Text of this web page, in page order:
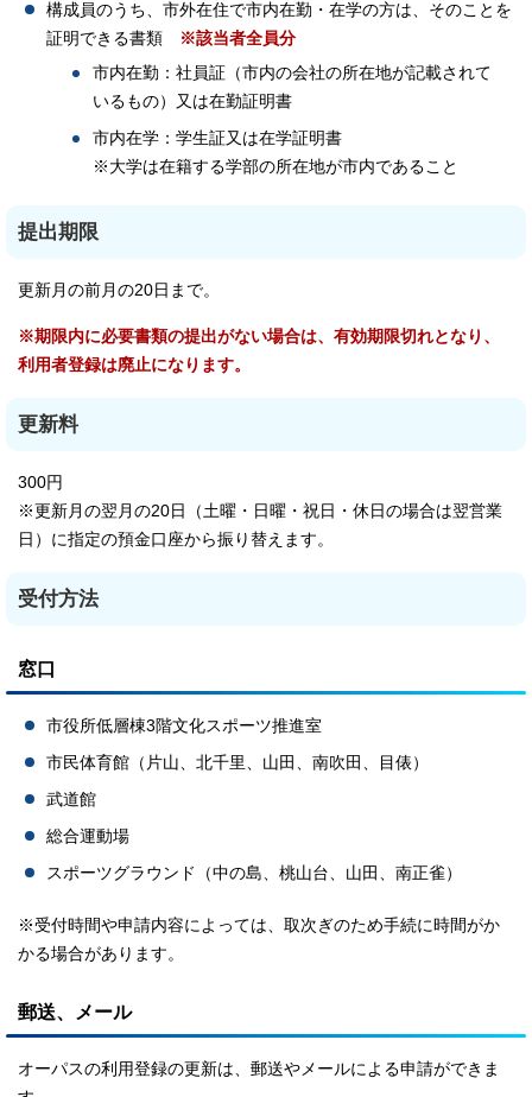
構成員のうち、市外在住で市内在勤・在学の方は、そのことを
証明できる書類
※該当者全員分
市内在勤：社員証（市内の会社の所在地が記載されて
いるもの）又は在勤証明書
市内在学：学生証又は在学証明書
※大学は在籍する学部の所在地が市内であること
提出期限
更新月の前月の20日まで。
※期限内に必要書類の提出がない場合は、有効期限切れとなり、
利用者登録は廃止になります。
更新料
300円
※更新月の翌月の20日（土曜・日曜・祝日・休日の場合は翌営業
日）に指定の預金口座から振り替えます。
受付方法
窓口
市役所低層棟3階文化スポーツ推進室
市民体育館（片山、北千里、山田、南吹田、目俵）
武道館
総合運動場
スポーツグラウンド（中の島、桃山台、山田、南正雀）
※受付時間や申請内容によっては、取次ぎのため手続に時間がか
かる場合があります。
郵送、メール
オーパスの利用登録の更新は、郵送やメールによる申請ができま